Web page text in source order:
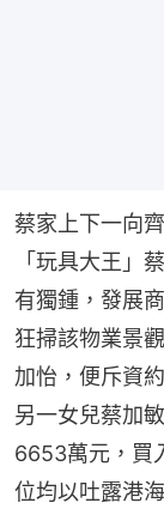
蔡家上下一向
「玩具大王」
有獨鍾，發展
狂掃該物業景
加怡，便斥資
另一女兒蔡加
6653萬元，買
位均以吐露港